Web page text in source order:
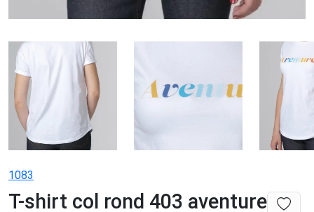
1083
T-shirt col rond 403 aventure